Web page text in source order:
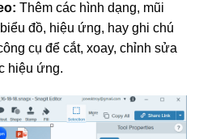
Thêm các hình dạng, mũi
đồ, hiệu ứng, hay ghi chú
cụ để cắt, xoay, chỉnh sửa
hiệu ứng.